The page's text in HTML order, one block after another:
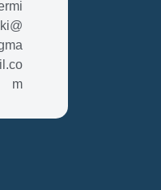
ermi
ki@
gma
il.co
m